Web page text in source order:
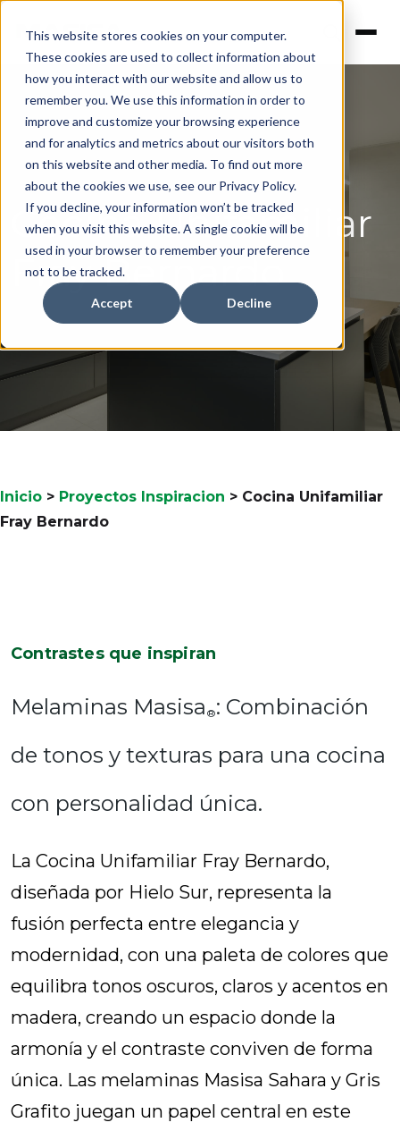
This website stores cookies on your computer.
These cookies are used to collect information about
how you interact with our website and allow us to
remember you. We use this information in order to
improve and customize your browsing experience
and for analytics and metrics about our visitors both
on this website and other media. To find out more
about the cookies we use, see our Privacy Policy.
If you decline, your information won’t be tracked
when you visit this website. A single cookie will be
used in your browser to remember your preference
not to be tracked.
Accept Decline
Cocina Unifamiliar
Fray Bernardo
Inicio > Proyectos Inspiracion > Cocina Unifamiliar
Fray Bernardo
Contrastes que inspiran
Melaminas Masisa ®: Combinación
de tonos y texturas para una cocina
con personalidad única.
La Cocina Unifamiliar Fray Bernardo,
diseñada por Hielo Sur, representa la
fusión perfecta entre elegancia y
modernidad, con una paleta de colores que
equilibra tonos oscuros, claros y acentos en
madera, creando un espacio donde la
armonía y el contraste conviven de forma
única. Las melaminas Masisa Sahara y Gris
Grafito juegan un papel central en este